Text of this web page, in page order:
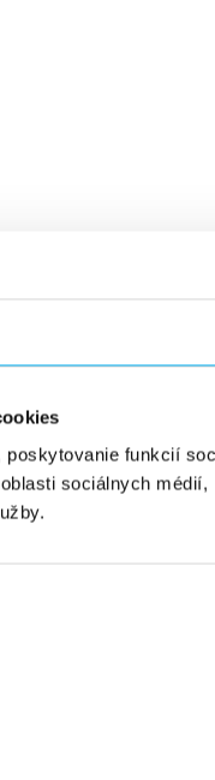
poskytovanie funkcií
sociálnych